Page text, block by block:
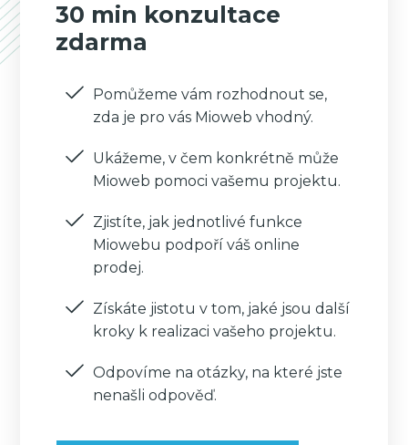
30 min konzultace
zdarma
Pomůžeme vám rozhodnout se,
zda je pro vás Mioweb vhodný.
Ukážeme, v čem konkrétně může
Mioweb pomoci vašemu projektu.
Zjistíte, jak jednotlivé funkce
Miowebu podpoří váš online
prodej.
Získáte jistotu v tom, jaké jsou další
kroky k realizaci vašeho projektu.
Odpovíme na otázky, na které jste
nenašli odpověď.